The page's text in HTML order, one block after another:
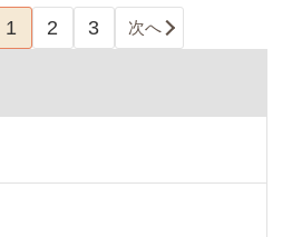
1 2 3 次へ